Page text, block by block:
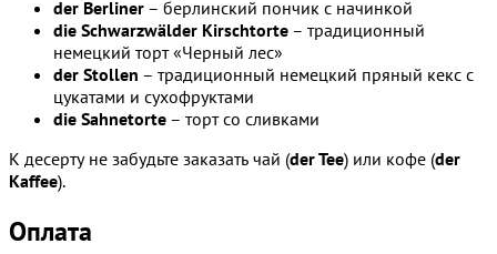
der Berliner – берлинский пончик с начинкой
die Schwarzwälder Kirschtorte – традиционный
немецкий торт «Черный лес»
der Stollen – традиционный немецкий пряный кекс с
цукатами и сухофруктами
die Sahnetorte – торт со сливками
К десерту не забудьте заказать чай (der Tee) или кофе (der
Kaffee).
Оплата